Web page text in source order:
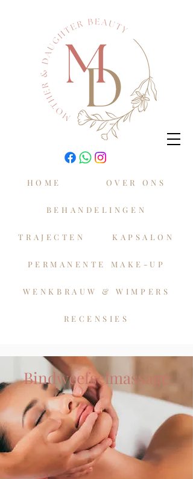
HOME OVER ONS
BEHANDELINGEN
TRAJECTEN KAPSALON
PERMANENTE MAKE-UP
WENKBRAUW & WIMPERS
RECENSIES
Bindweefselmassage